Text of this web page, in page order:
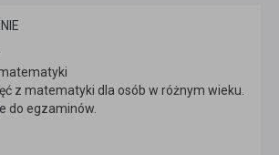
z matematyki dla osób w różnym wieku.
do egzaminów.